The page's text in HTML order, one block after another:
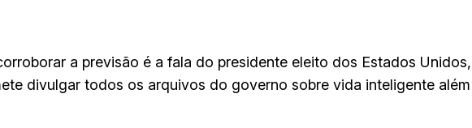
a previsão é a fala do presidente eleito dos Estados Unidos,
divulgar todos os arquivos do governo sobre vida inteligente além